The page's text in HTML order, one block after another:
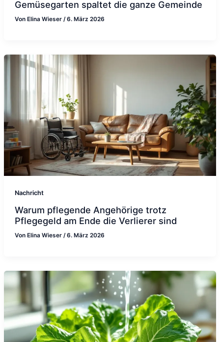
Gemüsegarten spaltet die ganze Gemeinde
Von Elina Wieser /6. März 2026
Nachricht
Warum pflegende Angehörige trotz
Pflegegeld am Ende die Verlierer sind
Von Elina Wieser /6. März 2026